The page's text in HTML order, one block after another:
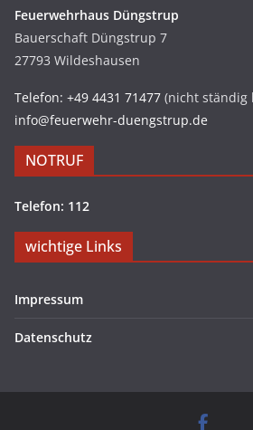
Feuerwehrhaus Düngstrup
Bauerschaft Düngstrup 7
27793 Wildeshausen
Telefon: +49 4431 71477 (nicht ständig
info@feuerwehr-duengstrup.de
NOTRUF
Telefon: 112
wichtige Links
Impressum
Datenschutz